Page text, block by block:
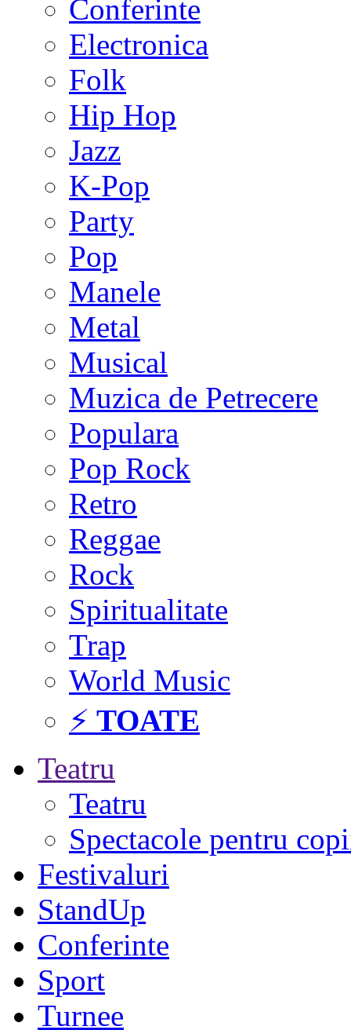
Conferinte
Electronica
Folk
Hip Hop
Jazz
K-Pop
Party
Pop
Manele
Metal
Musical
Muzica de Petrecere
Populara
Pop Rock
Retro
Reggae
Rock
Spiritualitate
Trap
World Music
⚡ TOATE
Teatru
Teatru
Spectacole pentru
Festivaluri
StandUp
Conferinte
Sport
Turnee